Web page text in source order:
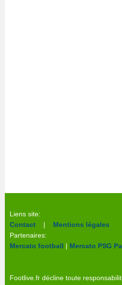
Liens site:
Contact | Mentions légales
Partenaires:
Mercato football | Mercato PSG
Footlive.fr décline toute